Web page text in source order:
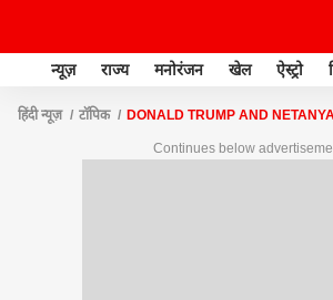
न्यूज़ राज्य मनोरंजन खेल ऐस्ट्रो
हिंदी न्यूज़ टॉपिक DONALD TRUMP AND
Continues below